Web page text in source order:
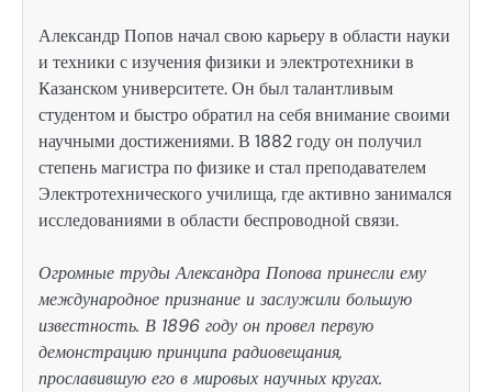
Александр Попов начал свою карьеру в области науки
и техники с изучения физики и электротехники в
Казанском университете. Он был талантливым
студентом и быстро обратил на себя внимание своими
научными достижениями. В 1882 году он получил
степень магистра по физике и стал преподавателем
Электротехнического училища, где активно занимался
исследованиями в области беспроводной связи.
Огромные труды Александра Попова принесли ему
международное признание и заслужили большую
известность. В 1896 году он провел первую
демонстрацию принципа радиовещания,
прославившую его в мировых научных кругах.